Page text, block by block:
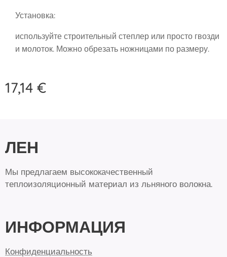
Установка:
используйте строительный степлер или просто гвозди
и молоток. Можно обрезать ножницами по размеру.
17,14 €
ЛЕН
Мы предлагаем высококачественный
теплоизоляционный материал из льняного волокна.
ИНФОРМАЦИЯ
Конфиденциальность